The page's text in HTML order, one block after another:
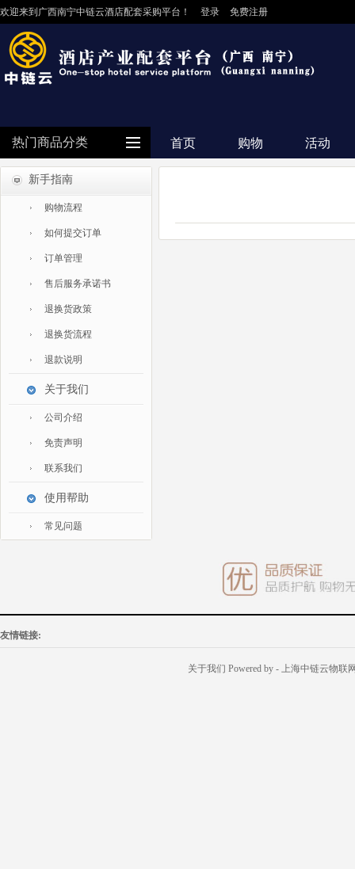
欢迎来到广西南宁中链云酒店配套采购平台！ 登录 免费注册
热门商品分类 首页 购物 活动
防护用品
客房用品
灯饰照明
家私家具
基础建材
装修设计
礼品团购
新手指南
购物流程
如何提交订单
订单管理
售后服务承诺书
退换货政策
退换货流程
退款说明
关于我们
公司介绍
免责声明
联系我们
使用帮助
常见问题
友情链接:
关于我们 Powered by - 上海中链云物联